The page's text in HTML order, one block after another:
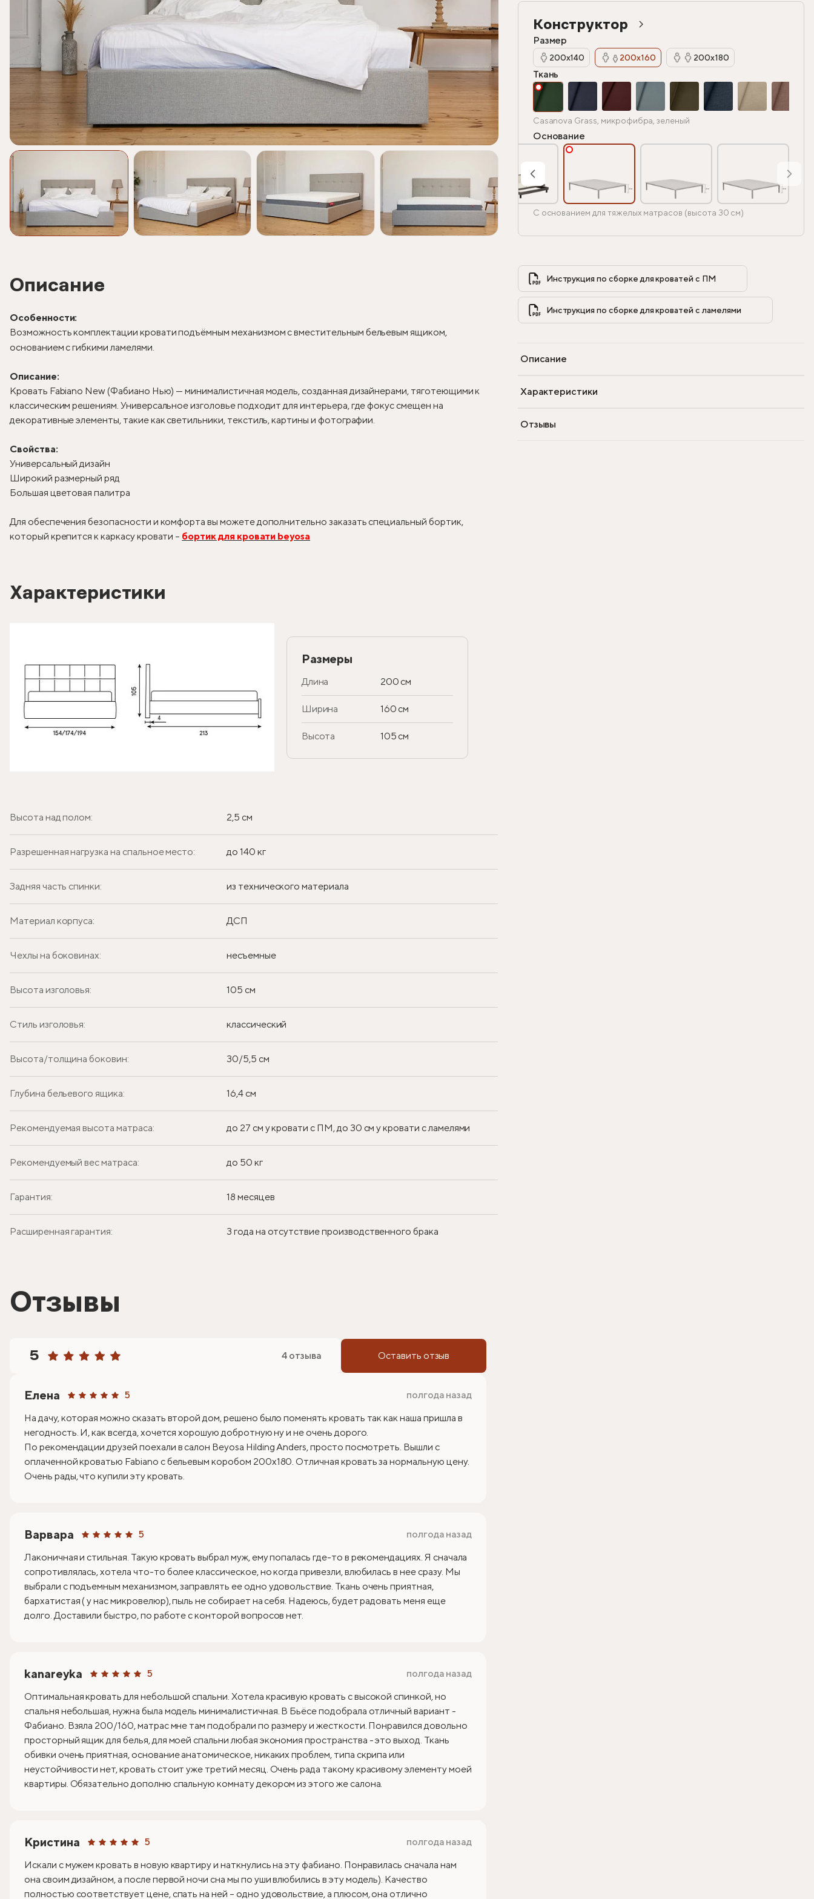
Описание
Особенности:
Возможность комплектации кровати подъёмным механизмом с вместительным бельевым ящиком,
основанием с гибкими ламелями.
Описание:
Кровать Fabiano New (Фабиано Нью) — минималистичная модель, созданная дизайнерами, тяготеющими к
классическим решениям. Универсальное изголовье подходит для интерьера, где фокус смещен на
декоративные элементы, такие как светильники, текстиль, картины и фотографии.
Свойства:
Универсальный дизайн
Широкий размерный ряд
Большая цветовая палитра
Для обеспечения безопасности и комфорта вы можете дополнительно заказать специальный бортик,
который крепится к каркасу кровати – бортик для кровати beyosa
Характеристики
Размеры
Длина 200 см
Ширина 160 см
Высота 105 см
Высота над полом: 2,5 см
Разрешенная нагрузка на спальное место: до 140 кг
Задняя часть спинки: из технического материала
Материал корпуса: ДСП
Чехлы на боковинах: несъемные
Высота изголовья: 105 см
Стиль изголовья: классический
Высота/толщина боковин: 30/5,5 см
Глубина бельевого ящика: 16,4 см
Рекомендуемая высота матраса: до 27 см у кровати с ПМ, до 30 см у кровати с ламелями
Рекомендуемый вес матраса: до 50 кг
Гарантия: 18 месяцев
Расширенная гарантия: 3 года на отсутствие производственного брака
Конструктор
Размер
200х140 200х160 200х180
Ткань
Casanova Grass, микрофибра, зеленый
Основание
С основанием для тяжелых матрасов (высота 30 см)
Инструкция по сборке для кроватей с ПМ
Инструкция по сборке для кроватей с ламелями
Описание
Характеристики
Отзывы
Отзывы
5 4 отзыва Оставить отзыв
Елена 5
полгода назад
На дачу, которая можно сказать второй дом, решено было поменять кровать так как наша пришла в
негодность. И, как всегда, хочется хорошую добротную ну и не очень дорого.
По рекомендации друзей поехали в салон Beyosa Hilding Anders, просто посмотреть. Вышли с
оплаченной кроватью Fabiano с бельевым коробом 200х180. Отличная кровать за нормальную цену.
Очень рады, что купили эту кровать.
Варвара 5
полгода назад
Лаконичная и стильная. Такую кровать выбрал муж, ему попалась где-то в рекомендациях. Я сначала
сопротивлялась, хотела что-то более классическое, но когда привезли, влюбилась в нее сразу. Мы
выбрали с подъемным механизмом, заправлять ее одно удовольствие. Ткань очень приятная,
бархатистая ( у нас микровелюр), пыль не собирает на себя. Надеюсь, будет радовать меня еще
долго. Доставили быстро, по работе с конторой вопросов нет.
kanareyka 5
полгода назад
Оптимальная кровать для небольшой спальни. Хотела красивую кровать с высокой спинкой, но
спальня небольшая, нужна была модель минималистичная. В Бьёсе подобрала отличный вариант -
Фабиано. Взяла 200/160, матрас мне там подобрали по размеру и жесткости. Понравился довольно
просторный ящик для белья, для моей спальни любая экономия пространства - это выход. Ткань
обивки очень приятная, основание анатомическое, никаких проблем, типа скрипа или
неустойчивости нет, кровать стоит уже третий месяц. Очень рада такому красивому элементу моей
квартиры. Обязательно дополню спальную комнату декором из этого же салона.
Кристина 5
полгода назад
Искали с мужем кровать в новую квартиру и наткнулись на эту фабиано. Понравилась сначала нам
она своим дизайном, а после первой ночи сна мы по уши влюбились в эту модель). Качество
полностью соответствует цене, спать на ней – одно удовольствие, а плюсом, она отлично